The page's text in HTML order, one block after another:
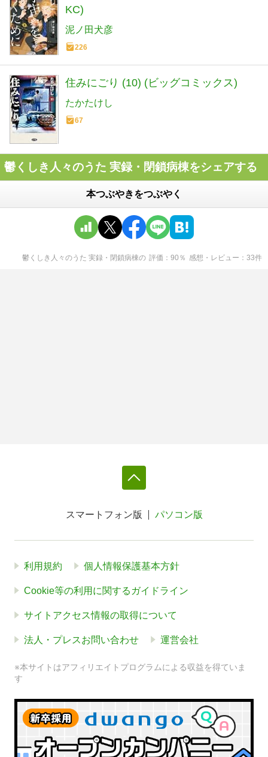
KC)
泥ノ田犬彦
226
住みにごり (10) (ビッグコミックス)
たかたけし
67
鬱くしき人々のうた 実録・閉鎖病棟をシェアする
本つぶやきをつぶやく
鬱くしき人々のうた 実録・閉鎖病棟の 評価 90 ％ 感想・レビュー 33件
スマートフォン版 パソコン版
利用規約 個人情報保護基本方針
Cookie等の利用に関するガイドライン
サイトアクセス情報の取得について
法人・プレスお問い合わせ 運営会社
※本サイトはアフィリエイトプログラムによる収益を得ていま
す